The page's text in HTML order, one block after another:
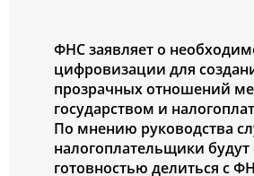
ФНС заявляет о
цифровизации для
прозрачных отношений
государством и
По мнению руководства
налогоплательщики будут
готовностью делиться с